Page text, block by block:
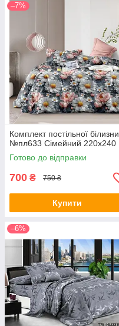
–7%
Комплект постільної білизни
№пл633 Сімейний 220х240
Готово до відправки
700 ₴ 750 ₴
Купити
–6%